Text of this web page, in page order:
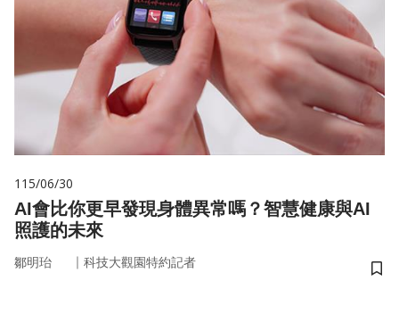
115/06/30
AI會比你更早發現身體異常嗎？智慧健康與AI
照護的未來
鄒明珆 ｜ 科技大觀園特約記者
儲